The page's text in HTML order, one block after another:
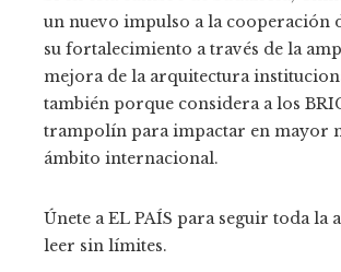
un nuevo impulso a la cooperación
su fortalecimiento a través de la
mejora de la arquitectura
también porque considera a los
trampolín para impactar en mayor
ámbito internacional.
Únete a EL PAÍS para seguir toda la
leer sin límites.